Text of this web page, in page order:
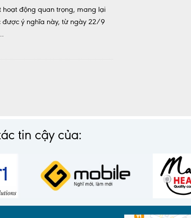
hoạt động quan trọng, mang lại
được ý nghĩa này, từ ngày 22/9
tin cậy của: